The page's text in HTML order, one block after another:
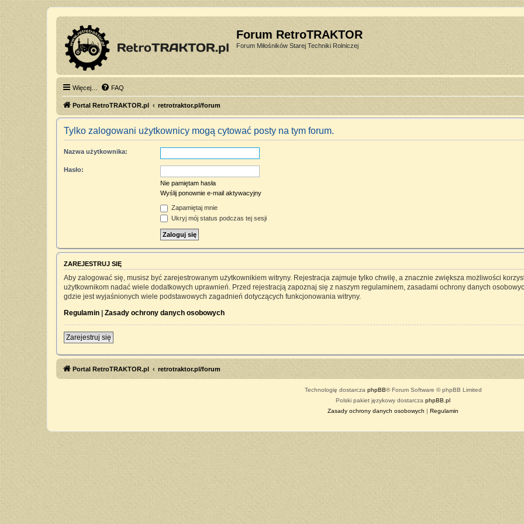
Forum RetroTRAKTOR
Forum Miłośników Starej Techniki Rolniczej
Więcej… FAQ
Portal RetroTRAKTOR.pl retrotraktor.pl/forum
Tylko zalogowani użytkownicy mogą cytować posty na tym forum.
Nazwa użytkownika:
Hasło:
Nie pamiętam hasła
Wyślij ponownie e-mail aktywacyjny
Zapamiętaj mnie
Ukryj mój status podczas tej sesji
ZAREJESTRUJ SIĘ
Aby zalogować się, musisz być zarejestrowanym użytkownikiem witryny. Rejestracja zajmuje tylko chwilę, a znacznie zwiększa możliwości
użytkownikom nadać wiele dodatkowych uprawnień. Przed rejestracją zapoznaj się z naszym regulaminem, zasadami ochrony danych
gdzie jest wyjaśnionych wiele podstawowych zagadnień dotyczących funkcjonowania witryny.
Regulamin | Zasady ochrony danych osobowych
Zarejestruj się
Portal RetroTRAKTOR.pl retrotraktor.pl/forum
Technologię dostarcza phpBB® Forum Software © phpBB Limited
Polski pakiet językowy dostarcza phpBB.pl
Zasady ochrony danych osobowych | Regulamin